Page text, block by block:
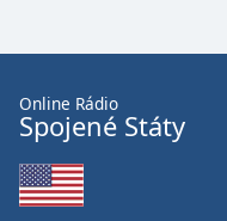
Online Rádio
Spojené Státy